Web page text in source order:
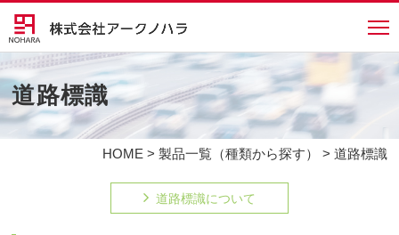
道路標識
HOME > 製品一覧（種類から探す） > 道路標識
道路標識について